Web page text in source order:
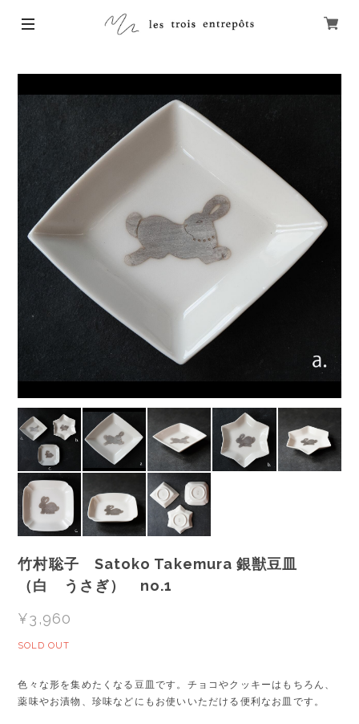
竹村聡子 Satoko Takemura 銀獣豆皿
（白 うさぎ） no.1
¥3,960
SOLD OUT
色々な形を集めたくなる豆皿です。チョコやクッキーはもちろん、
薬味やお漬物、珍味などにもお使いいただける便利なお皿です。